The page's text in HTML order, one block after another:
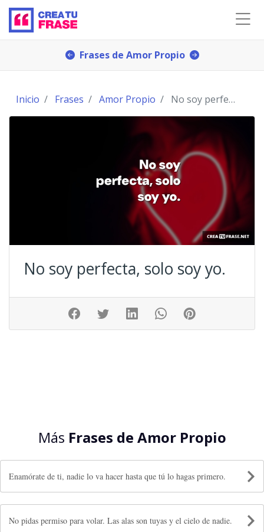
Frases de Amor Propio
Inicio Frases Amor Propio No soy perfecta, solo soy yo.
No soy perfecta, solo soy yo.
Más Frases de Amor Propio
Enamórate de ti, nadie lo va hacer hasta que tú lo hagas primero.
No pidas permiso para volar. Las alas son tuyas y el cielo de nadie.